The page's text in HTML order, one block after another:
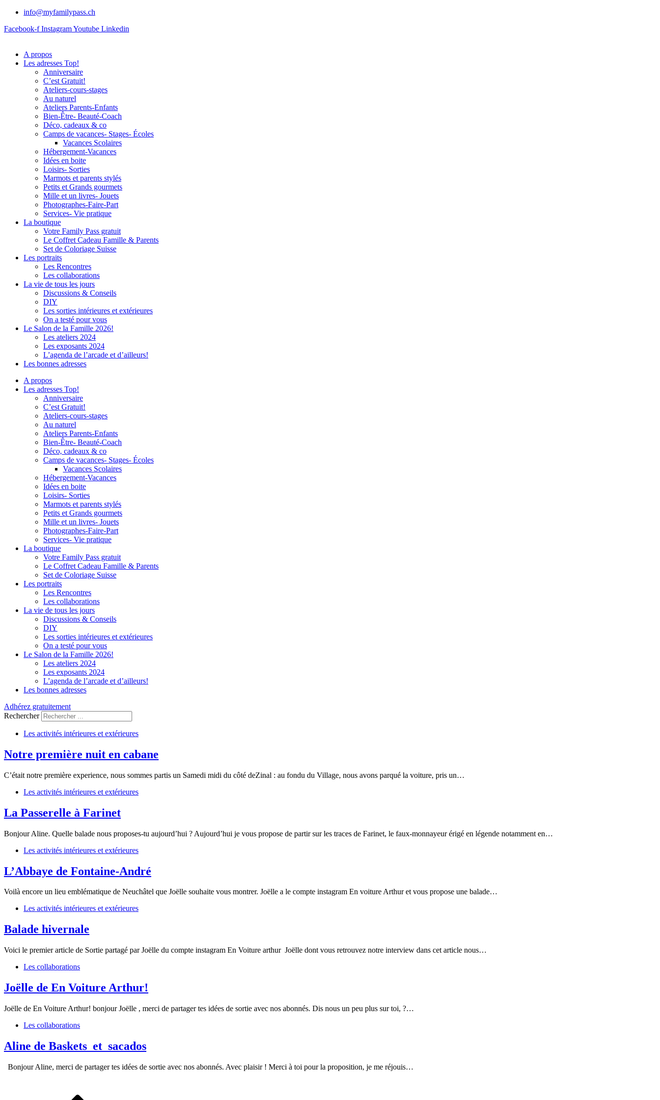
info@myfamilypass.ch
Facebook-f InstagramYoutube Linkedin
A propos
Les adresses Top!
Anniversaire
C’est Gratuit!
Ateliers-cours-stages
Au naturel
Ateliers Parents-Enfants
Bien-Être- Beauté-Coach
Déco, cadeaux & co
Camps de vacances- Stages- Écoles
Vacances Scolaires
Hébergement-Vacances
Idées en boite
Loisirs- Sorties
Marmots et parents stylés
Petits et Grands gourmets
Mille et un livres- Jouets
Photographes-Faire-Part
Services- Vie pratique
La boutique
Votre Family Pass gratuit
Le Coffret Cadeau Famille & Parents
Set de Coloriage Suisse
Les portraits
Les Rencontres
Les collaborations
La vie de tous les jours
Discussions & Conseils
DIY
Les sorties intérieures et extérieures
On a testé pour vous
Le Salon de la Famille 2026!
Les ateliers 2024
Les exposants 2024
L’agenda de l’arcade et d’ailleurs!
Les bonnes adresses
A propos
Les adresses Top!
Anniversaire
C’est Gratuit!
Ateliers-cours-stages
Au naturel
Ateliers Parents-Enfants
Bien-Être- Beauté-Coach
Déco, cadeaux & co
Camps de vacances- Stages- Écoles
Vacances Scolaires
Hébergement-Vacances
Idées en boite
Loisirs- Sorties
Marmots et parents stylés
Petits et Grands gourmets
Mille et un livres- Jouets
Photographes-Faire-Part
Services- Vie pratique
La boutique
Votre Family Pass gratuit
Le Coffret Cadeau Famille & Parents
Set de Coloriage Suisse
Les portraits
Les Rencontres
Les collaborations
La vie de tous les jours
Discussions & Conseils
DIY
Les sorties intérieures et extérieures
On a testé pour vous
Le Salon de la Famille 2026!
Les ateliers 2024
Les exposants 2024
L’agenda de l’arcade et d’ailleurs!
Les bonnes adresses
Adhérez gratuitement
Rechercher
Les activités intérieures et extérieures
Notre première nuit en cabane
C’était notre première experience, nous sommes partis un Samedi midi du côté deZinal : au fondu du Village, nous avons parqué la voiture, pris un…
Les activités intérieures et extérieures
La Passerelle à Farinet
Bonjour Aline. Quelle balade nous proposes-tu aujourd’hui ? Aujourd’hui je vous propose de partir sur les traces de Farinet, le faux-monnayeur érigé en légende notamment en…
Les activités intérieures et extérieures
L’Abbaye de Fontaine-André
Voilà encore un lieu emblématique de Neuchâtel que Joëlle souhaite vous montrer. Joëlle a le compte instagram En voiture Arthur et vous propose une balade…
Les activités intérieures et extérieures
Balade hivernale
Voici le premier article de Sortie partagé par Joëlle du compte instagram En Voiture arthur Joëlle dont vous retrouvez notre interview dans cet article nous…
Les collaborations
Joëlle de En Voiture Arthur!
Joëlle de En Voiture Arthur! bonjour Joëlle , merci de partager tes idées de sortie avec nos abonnés. Dis nous un peu plus sur toi, ?…
Les collaborations
Aline de Baskets_et_sacados
Bonjour Aline, merci de partager tes idées de sortie avec nos abonnés. Avec plaisir ! Merci à toi pour la proposition, je me réjouis…